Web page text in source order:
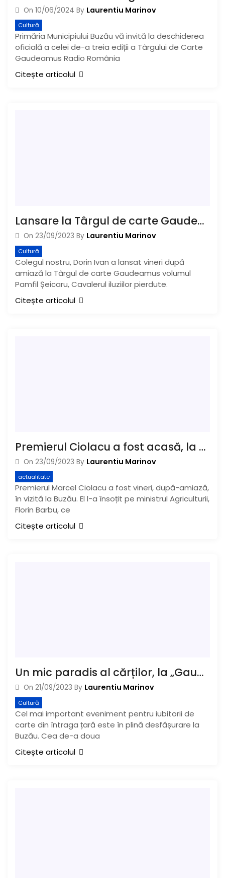
On 10/06/2024 By Laurentiu Marinov
Cultură
Primăria Municipiului Buzău vă invită la deschiderea
oficială a celei de-a treia ediții a Târgului de Carte
Gaudeamus Radio România
Citește articolul
Lansare la Târgul de carte Gaudeamus. O carte unică despre celebrul gazetar Pamfil Șeicaru, „Pamfil Șeicaru, Cavalerul iluziilor pierdute”, autor jurnalistul Dorin Ivan
On 23/09/2023 By Laurentiu Marinov
Cultură
Colegul nostru, Dorin Ivan a lansat vineri după
amiază la Târgul de carte Gaudeamus volumul
Pamfil Șeicaru, Cavalerul iluziilor pierdute.
Citește articolul
Premierul Ciolacu a fost acasă, la Buzău
On 23/09/2023 By Laurentiu Marinov
actualitate
Premierul Marcel Ciolacu a fost vineri, după-amiază,
în vizită la Buzău. El l-a însoțit pe ministrul Agriculturii,
Florin Barbu, ce
Citește articolul
Un mic paradis al cărților, la „Gaudeamus”. Târgul de carte a fost deschis la Centrul Muzeal I.C. Brătianu
On 21/09/2023 By Laurentiu Marinov
Cultură
Cel mai important eveniment pentru iubitorii de
carte din întraga țară este în plină desfășurare la
Buzău. Cea de-a doua
Citește articolul